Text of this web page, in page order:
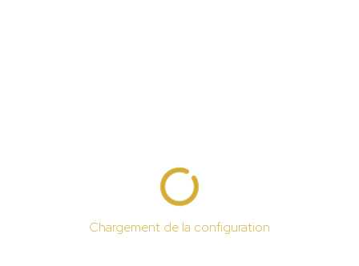
Chargement de la configuration